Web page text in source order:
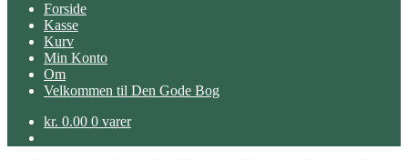
Forside
Kasse
Kurv
Min Konto
Om
Velkommen til Den Gode Bog
kr. 0.00 0 varer